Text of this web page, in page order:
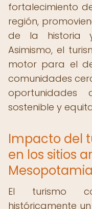
fortalecimiento
región,
de la historia
Asimismo, el
motor para el
comunidades
sostenible y
Impacto del
en los sitios
Mesopotamia
El turismo
históricamente